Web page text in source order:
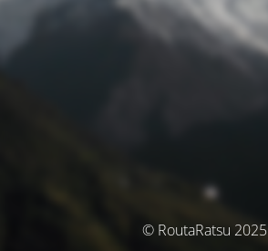
© RoutaRatsu 2025